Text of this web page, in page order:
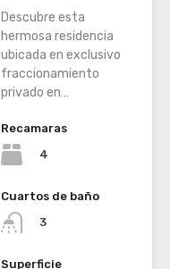
Descubre esta
hermosa residencia
ubicada en exclusivo
fraccionamiento
privado en…
Recamaras
4
Cuartos de baño
3
Superficie